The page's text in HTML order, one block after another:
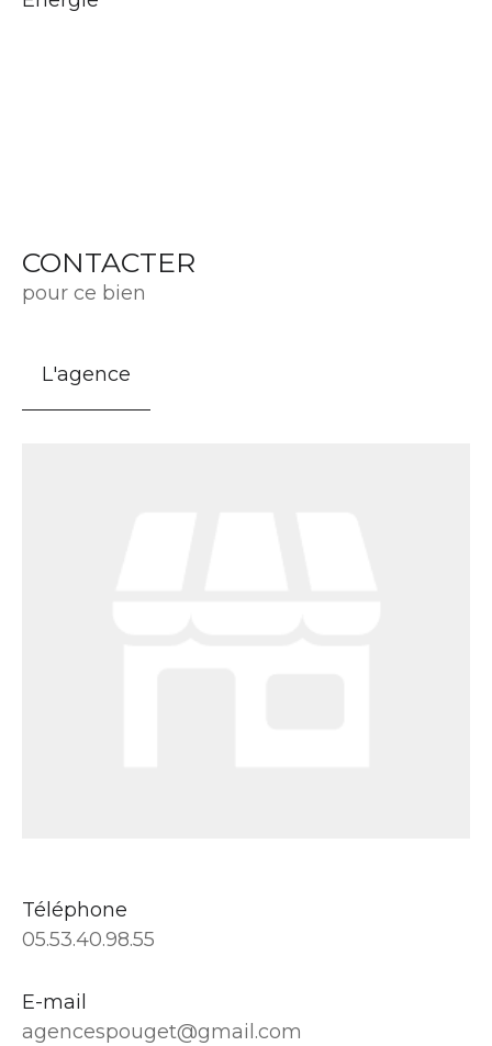
CONTACTER
pour ce bien
L'agence
Téléphone
05.53.40.98.55
E-mail
agencespouget@gmail.com